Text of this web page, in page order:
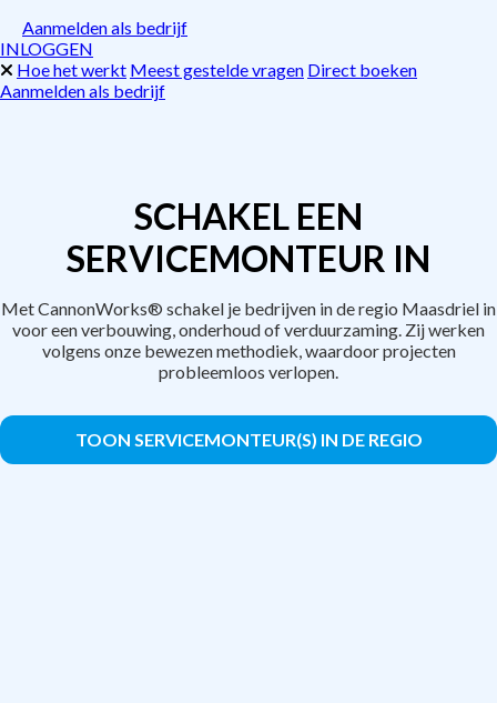
Aanmelden als bedrijf
INLOGGEN
Hoe het werkt Meest gestelde vragen Direct boeken
Aanmelden als bedrijf
SCHAKEL EEN
SERVICEMONTEUR IN
Met CannonWorks® schakel je bedrijven in de regio Maasdriel in
voor een verbouwing, onderhoud of verduurzaming. Zij werken
volgens onze bewezen methodiek, waardoor projecten
probleemloos verlopen.
TOON SERVICEMONTEUR(S) IN DE REGIO